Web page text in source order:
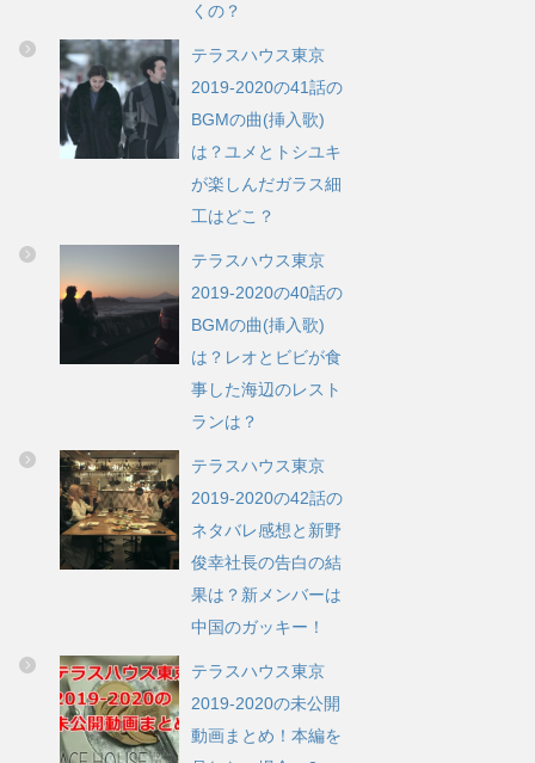
くの？
テラスハウス東京
2019-2020の41話の
BGMの曲(挿入歌)
は？ユメとトシユキ
が楽しんだガラス細
工はどこ？
テラスハウス東京
2019-2020の40話の
BGMの曲(挿入歌)
は？レオとビビが食
事した海辺のレスト
ランは？
テラスハウス東京
2019-2020の42話の
ネタバレ感想と新野
俊幸社長の告白の結
果は？新メンバーは
中国のガッキー！
テラスハウス東京
2019-2020の未公開
動画まとめ！本編を